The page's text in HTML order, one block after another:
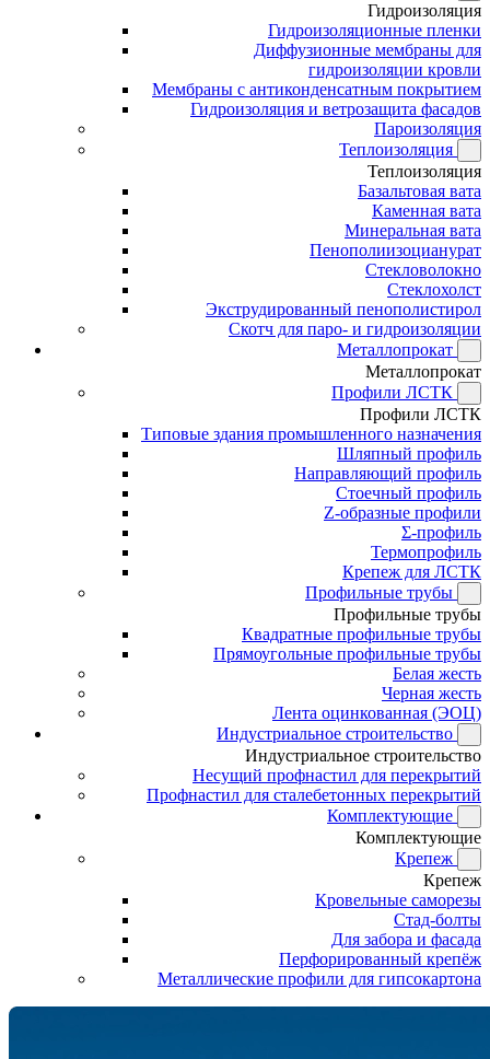
Гидроизоляция
Гидроизоляционные пленки
Диффузионные мембраны для
гидроизоляции кровли
Мембраны с антиконденсатным покрытием
Гидроизоляция и ветрозащита фасадов
Пароизоляция
Теплоизоляция
Теплоизоляция
Базальтовая вата
Каменная вата
Минеральная вата
Пенополиизоцианурат
Стекловолокно
Стеклохолст
Экструдированный пенополистирол
Скотч для паро- и гидроизоляции
Металлопрокат
Металлопрокат
Профили ЛСТК
Профили ЛСТК
Типовые здания промышленного назначения
Шляпный профиль
Направляющий профиль
Стоечный профиль
Z-образные профили
Σ-профиль
Термопрофиль
Крепеж для ЛСТК
Профильные трубы
Профильные трубы
Квадратные профильные трубы
Прямоугольные профильные трубы
Белая жесть
Черная жесть
Лента оцинкованная (ЭОЦ)
Индустриальное строительство
Индустриальное строительство
Несущий профнастил для перекрытий
Профнастил для сталебетонных перекрытий
Комплектующие
Комплектующие
Крепеж
Крепеж
Кровельные саморезы
Стад-болты
Для забора и фасада
Перфорированный крепёж
Металлические профили для гипсокартона